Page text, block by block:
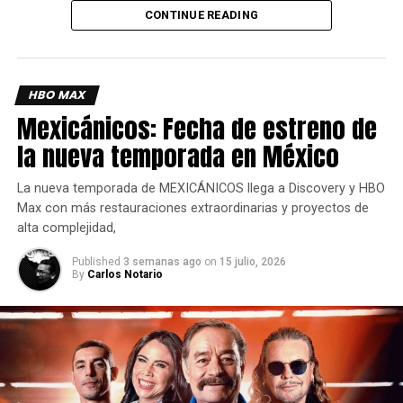
También se ha confirmado que las entradas ya están a la
Esta es una breve sinopsis :«Una nueva y épica obra de
teatro del universo de George R. R. Martin, con guión de
Duncan Macmillan y dirección de Dominic Cooke», revela.
«Este poderoso drama, que abarca los últimos años
CONTINUE READING
HBO MAX
Mexicánicos: Fecha de estreno de
la nueva temporada en México
La nueva temporada de MEXICÁNICOS llega a Discovery y HBO
Max con más restauraciones extraordinarias y proyectos de
alta complejidad,
Published 3 semanas ago on 15 julio, 2026
By Carlos Notario